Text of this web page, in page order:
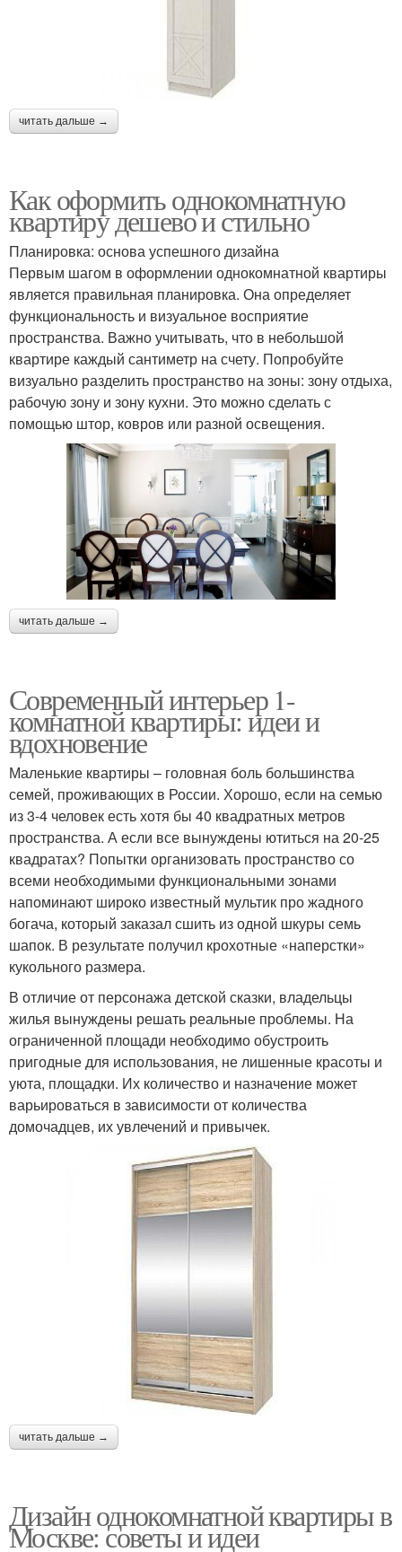
читать дальше →
Как оформить однокомнатную
квартиру дешево и стильно
Планировка: основа успешного дизайна
Первым шагом в оформлении однокомнатной квартиры
является правильная планировка. Она определяет
функциональность и визуальное восприятие
пространства. Важно учитывать, что в небольшой
квартире каждый сантиметр на счету. Попробуйте
визуально разделить пространство на зоны: зону отдыха,
рабочую зону и зону кухни. Это можно сделать с
помощью штор, ковров или разной освещения.
читать дальше →
Современный интерьер 1-
комнатной квартиры: идеи и
вдохновение
Маленькие квартиры – головная боль большинства
семей, проживающих в России. Хорошо, если на семью
из 3-4 человек есть хотя бы 40 квадратных метров
пространства. А если все вынуждены ютиться на 20-25
квадратах? Попытки организовать пространство со
всеми необходимыми функциональными зонами
напоминают широко известный мультик про жадного
богача, который заказал сшить из одной шкуры семь
шапок. В результате получил крохотные «наперстки»
кукольного размера.
В отличие от персонажа детской сказки, владельцы
жилья вынуждены решать реальные проблемы. На
ограниченной площади необходимо обустроить
пригодные для использования, не лишенные красоты и
уюта, площадки. Их количество и назначение может
варьироваться в зависимости от количества
домочадцев, их увлечений и привычек.
читать дальше →
Дизайн однокомнатной квартиры в
Москве: советы и идеи